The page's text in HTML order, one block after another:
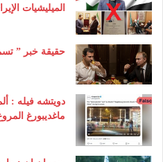
الميليشيات
حقيقة خبر ”
دويتشه فيله :
ماغديبورغ